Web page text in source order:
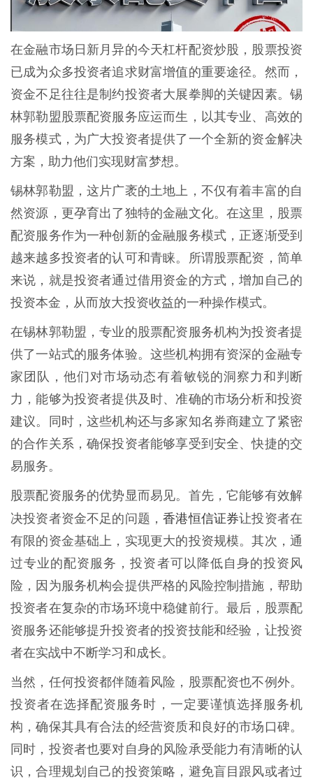
在金融市场日新月异的今天杠杆配资炒股，股票投资
已成为众多投资者追求财富增值的重要途径。然而，
资金不足往往是制约投资者大展拳脚的关键因素。锡
林郭勒盟股票配资服务应运而生，以其专业、高效的
服务模式，为广大投资者提供了一个全新的资金解决
方案，助力他们实现财富梦想。
锡林郭勒盟，这片广袤的土地上，不仅有着丰富的自
然资源，更孕育出了独特的金融文化。在这里，股票
配资服务作为一种创新的金融服务模式，正逐渐受到
越来越多投资者的认可和青睐。所谓股票配资，简单
来说，就是投资者通过借用资金的方式，增加自己的
投资本金，从而放大投资收益的一种操作模式。
在锡林郭勒盟，专业的股票配资服务机构为投资者提
供了一站式的服务体验。这些机构拥有资深的金融专
家团队，他们对市场动态有着敏锐的洞察力和判断
力，能够为投资者提供及时、准确的市场分析和投资
建议。同时，这些机构还与多家知名券商建立了紧密
的合作关系，确保投资者能够享受到安全、快捷的交
易服务。
股票配资服务的优势显而易见。首先，它能够有效解
决投资者资金不足的问题，香港恒信证券让投资者在
有限的资金基础上，实现更大的投资规模。其次，通
过专业的配资服务，投资者可以降低自身的投资风
险，因为服务机构会提供严格的风险控制措施，帮助
投资者在复杂的市场环境中稳健前行。最后，股票配
资服务还能够提升投资者的投资技能和经验，让投资
者在实战中不断学习和成长。
当然，任何投资都伴随着风险，股票配资也不例外。
投资者在选择配资服务时，一定要谨慎选择服务机
构，确保其具有合法的经营资质和良好的市场口碑。
同时，投资者也要对自身的风险承受能力有清晰的认
识，合理规划自己的投资策略，避免盲目跟风或者过